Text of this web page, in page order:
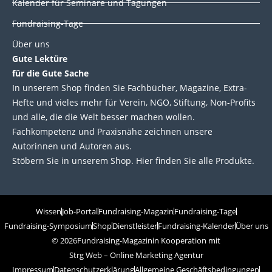
Kalender für Seminare und Tagungen
Fundraising-Tage
Über uns
Gute Lektüre
für die Gute Sache
In unserem Shop finden Sie Fachbücher, Magazine, Extra-
Hefte und vieles mehr für Verein, NGO, Stiftung, Non-Profits
und alle, die die Welt besser machen wollen.
Fachkompetenz und Praxisnähe zeichnen unsere
Autorinnen und Autoren aus.
Stöbern Sie in unserem Shop. Hier finden Sie alle Produkte.
WissenJob-PortalFundraising-MagazinFundraising-Tage
Fundraising-SymposiumShopDienstleisterFundraising-KalenderÜber uns
© 2026Fundraising-Magazinin Kooperation mit
Strg Web – Online Marketing Agentur
ImpressumDatenschutzerklärungAllgemeine Geschäftsbedingungen